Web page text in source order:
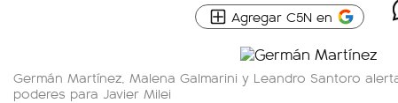
Agregar C5N en
Germán Martínez, Malena Galmarini y Leandro Santoro
poderes para Javier Milei